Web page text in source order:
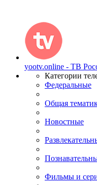
yootv.online - ТВ
Категории
Федеральные
Общая
Новостные
Фильмы и